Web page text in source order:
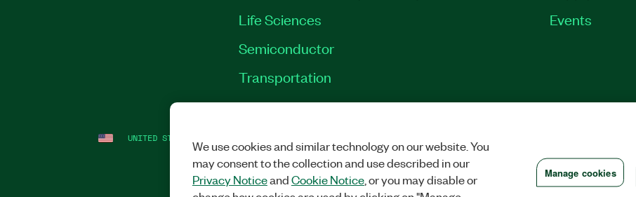
Life Sciences
Semiconductor
Transportation
Events
UNITED STATES (ENGLISH)
We use cookies and similar technology on our website. You
may consent to the collection and use described in our
Privacy NoticeandCookie Notice, or you may disable or
Manage cookies